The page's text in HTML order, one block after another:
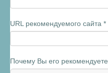
URL рекомендуемого сайта *
Почему Вы его рекомендуете